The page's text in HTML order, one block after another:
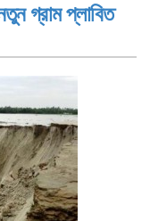
গ্রাম প্লাবিত